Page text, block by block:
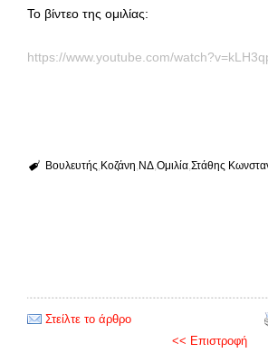
Το βίντεο της ομιλίας:
https://www.youtube.com/
Βουλευτής Κοζάνη ΝΔ Ομιλία Στάθης
Στείλτε το άρθρο
<< Επιστροφή